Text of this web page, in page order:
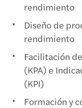
rendimiento
Diseño de
rendimiento
Facilitación
(KPA) e
(KPI)
Formación y